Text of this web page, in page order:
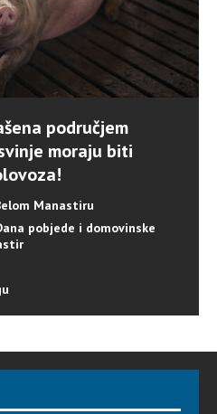
područjem
moraju biti
Manastiru
pobjede i domovinske